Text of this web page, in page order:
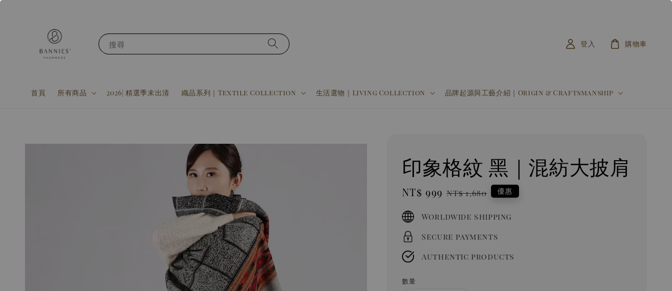
搜尋
首頁 所有商品 2026| 精選季末出清 織品系列｜Textile Collection 生活選物｜Living Collection 品牌起源與工藝介紹｜Origin & Craftsmanship
登入 購物車
印象格紋 黑｜混紡大披肩
Sale
NT$ 999 Regular
NT$ 1,680 優惠
Worldwide shipping
Secure payments
Authentic products
數量